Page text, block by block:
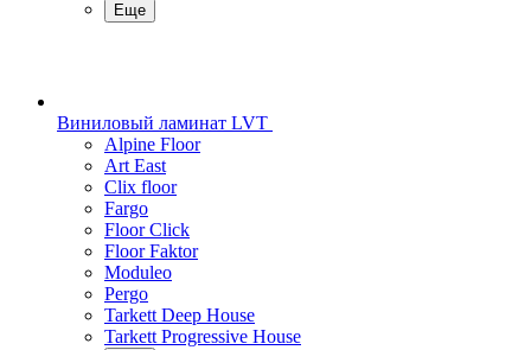
Еще
Виниловый ламинат LVT
Alpine Floor
Art East
Clix floor
Fargo
Floor Click
Floor Faktor
Moduleo
Pergo
Tarkett Deep House
Tarkett Progressive House